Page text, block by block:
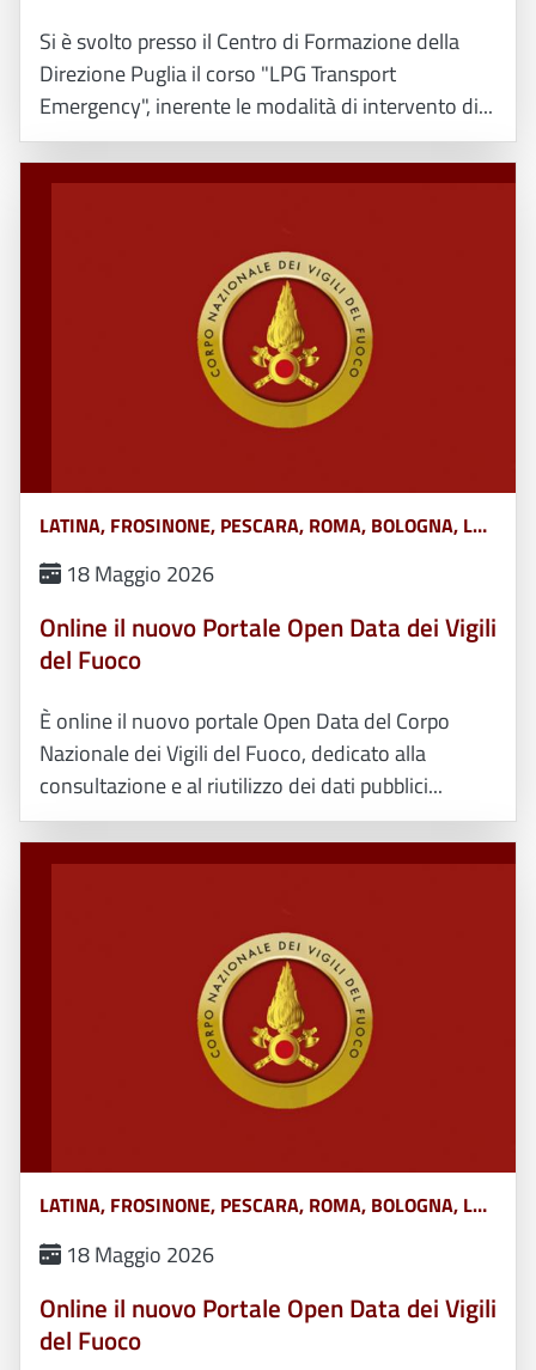
Si è svolto presso il Centro di Formazione della
Direzione Puglia il corso "LPG Transport
Emergency", inerente le modalità di intervento di...
LATINA, FROSINONE, PESCARA, ROMA, BOLOGNA, L&#039;AQUILA, TERAMO, CHIETI, POTENZA, MATERA, CATANZARO, COSENZA, CROTONE, REGGIO CALABRIA, VIBO VALENTIA, AVELLINO, BENEVENTO, CASERTA, NAPOLI, SALERNO, FERRARA, FORLÌ-CESENA, MODENA, PARMA, PIACENZA, RAVENNA, REGGIO EMILIA, RIMINI, GORIZIA, PORDENONE, TRIESTE, UDINE, RIETI, VITERBO, GENOVA, IMPERIA, LA SPEZIA, SAVONA, BERGAMO, BRESCIA, COMO, CREMONA, LECCO, LODI, MANTOVA, MILANO, MONZA, PAVIA, SONDRIO, VARESE, ANCONA, ASCOLI PICENO, FERMO, MACERATA, CAMPOBASSO, ISERNIA, ALESSANDRIA, ASTI, BIELLA, CUNEO, NOVARA, TORINO, VERCELLI, BARI, BRINDISI, FOGGIA, LECCE, TARANTO, CAGLIARI, NUORO, ORISTANO, SASSARI, AGRIGENTO, CALTANISSETTA, CATANIA, ENNA, MESSINA, PALERMO, RAGUSA, SIRACUSA, TRAPANI, AREZZO, FIRENZE, GROSSETO, LIVORNO, LUCCA, MASSA CARRARA, PISA, PISTOIA, PRATO, SIENA, PERUGIA, TERNI, BELLUNO, BOLZANO, PADOVA, ROVIGO, TRENTO, TREVISO, VENEZIA, VERONA, VICENZA, MASSA, MONZA-BRIANZA, VERBANO-CUSIO-OSSOLA, PESARO-URBINO, BARLETTA-ANDRIA-TRANI, CAMPANIA, ABRUZZO, BASILICATA, CALABRIA, EMILIA ROMAGNA, FRIULI VENEZIA GIULIA, LAZIO, LIGURIA, LOMBARDIA, MARCHE, MOLISE, PIEMONTE, PUGLIA, SARDEGNA, SICILIA, TOSCANA, UMBRIA, VENETO E TRENTINO ALTO ADIGE, AOSTA
18 Maggio 2026
Online il nuovo Portale Open Data dei Vigili
del Fuoco
È online il nuovo portale Open Data del Corpo
Nazionale dei Vigili del Fuoco, dedicato alla
consultazione e al riutilizzo dei dati pubblici...
LATINA, FROSINONE, PESCARA, ROMA, BOLOGNA, L&#039;AQUILA, TERAMO, CHIETI, POTENZA, MATERA, CATANZARO, COSENZA, CROTONE, REGGIO CALABRIA, VIBO VALENTIA, AVELLINO, BENEVENTO, CASERTA, NAPOLI, SALERNO, FERRARA, FORLÌ-CESENA, MODENA, PARMA, PIACENZA, RAVENNA, REGGIO EMILIA, RIMINI, GORIZIA, PORDENONE, TRIESTE, UDINE, RIETI, VITERBO, GENOVA, IMPERIA, LA SPEZIA, SAVONA, BERGAMO, BRESCIA, COMO, CREMONA, LECCO, LODI, MANTOVA, MILANO, MONZA, PAVIA, SONDRIO, VARESE, ANCONA, ASCOLI PICENO, FERMO, MACERATA, CAMPOBASSO, ISERNIA, ALESSANDRIA, ASTI, BIELLA, CUNEO, NOVARA, TORINO, VERCELLI, BARI, BRINDISI, FOGGIA, LECCE, TARANTO, CAGLIARI, NUORO, ORISTANO, SASSARI, AGRIGENTO, CALTANISSETTA, CATANIA, ENNA, MESSINA, PALERMO, RAGUSA, SIRACUSA, TRAPANI, AREZZO, FIRENZE, GROSSETO, LIVORNO, LUCCA, MASSA CARRARA, PISA, PISTOIA, PRATO, SIENA, PERUGIA, TERNI, BELLUNO, BOLZANO, PADOVA, ROVIGO, TRENTO, TREVISO, VENEZIA, VERONA, VICENZA, MASSA, MONZA-BRIANZA, VERBANO-CUSIO-OSSOLA, PESARO-URBINO, BARLETTA-ANDRIA-TRANI, CAMPANIA, ABRUZZO, BASILICATA, CALABRIA, EMILIA ROMAGNA, FRIULI VENEZIA GIULIA, LAZIO, LIGURIA, LOMBARDIA, MARCHE, MOLISE, PIEMONTE, PUGLIA, SARDEGNA, SICILIA, TOSCANA, UMBRIA, VENETO E TRENTINO ALTO ADIGE, AOSTA
18 Maggio 2026
Online il nuovo Portale Open Data dei Vigili
del Fuoco